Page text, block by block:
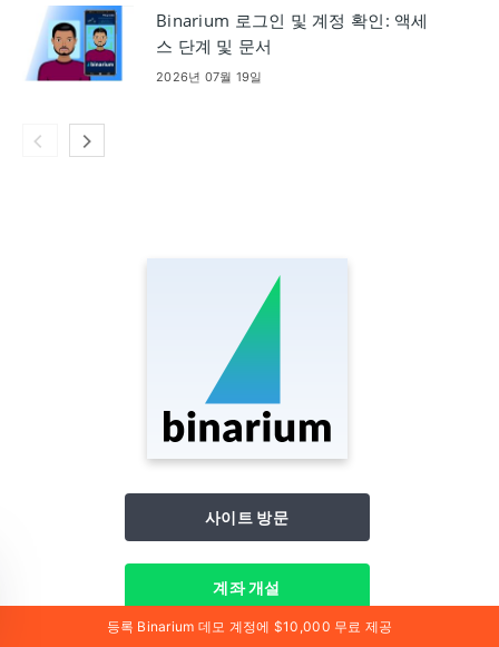
Binarium 로그인 및 계정 확인: 액세
스 단계 및 문서
2026년 07월 19일
사이트 방문
계좌 개설
등록 Binarium 데모 계정에 $10,000 무료 제공